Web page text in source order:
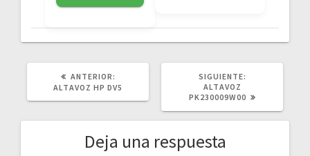
ANTERIOR:
ANTERIOR:
ALTAVOZ HP DV5
SIGUIENTE:
ALTAVOZ
PK230009W00
Deja una respuesta